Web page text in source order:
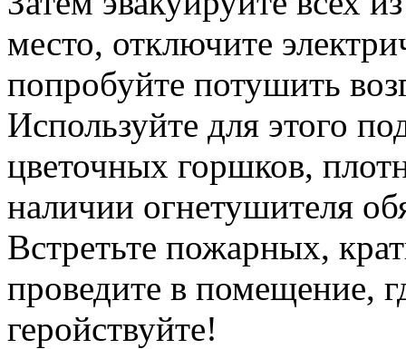
место, отключите
попробуйте потушить
Используйте для этого
цветочных горшков,
наличии огнетушителя
Встретьте пожарных,
проведите в помещение,
геройствуйте!